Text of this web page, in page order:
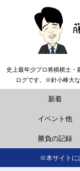
史上最年少プロ将棋棋士・
ログです。※針小棒大
新着
イベント他
勝負の記録
※本サイトに